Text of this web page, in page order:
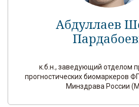
Абдуллаев
к.б.н., заведующий отделом
прогностических
Минздрава России